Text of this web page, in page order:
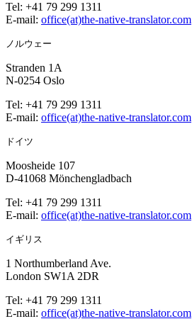
Tel: +41 79 299 1311
E-mail: office(at)the-native-translator.com
ノルウェー
Stranden 1A
N-0254 Oslo
Tel: +41 79 299 1311
E-mail: office(at)the-native-translator.com
ドイツ
Moosheide 107
D-41068 Mönchengladbach
Tel: +41 79 299 1311
E-mail: office(at)the-native-translator.com
イギリス
1 Northumberland Ave.
London SW1A 2DR
Tel: +41 79 299 1311
E-mail: office(at)the-native-translator.com